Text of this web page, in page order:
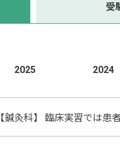
受
2025 2024
【鍼灸科】 臨床実習では患